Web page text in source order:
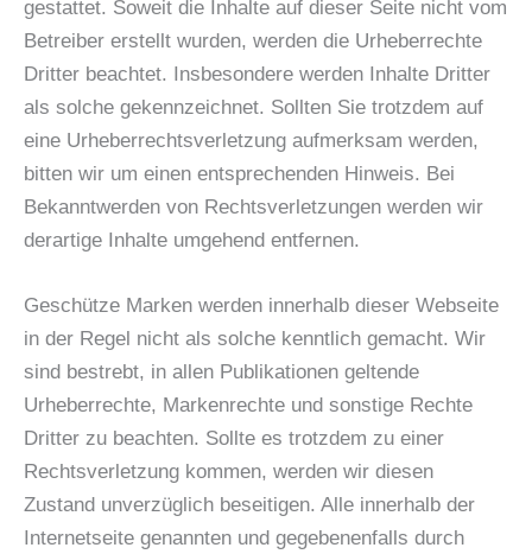
gestattet. Soweit die Inhalte auf dieser Seite nicht vom
Betreiber erstellt wurden, werden die Urheberrechte
Dritter beachtet. Insbesondere werden Inhalte Dritter
als solche gekennzeichnet. Sollten Sie trotzdem auf
eine Urheberrechtsverletzung aufmerksam werden,
bitten wir um einen entsprechenden Hinweis. Bei
Bekanntwerden von Rechtsverletzungen werden wir
derartige Inhalte umgehend entfernen.
Geschütze Marken werden innerhalb dieser Webseite
in der Regel nicht als solche kenntlich gemacht. Wir
sind bestrebt, in allen Publikationen geltende
Urheberrechte, Markenrechte und sonstige Rechte
Dritter zu beachten. Sollte es trotzdem zu einer
Rechtsverletzung kommen, werden wir diesen
Zustand unverzüglich beseitigen. Alle innerhalb der
Internetseite genannten und gegebenenfalls durch